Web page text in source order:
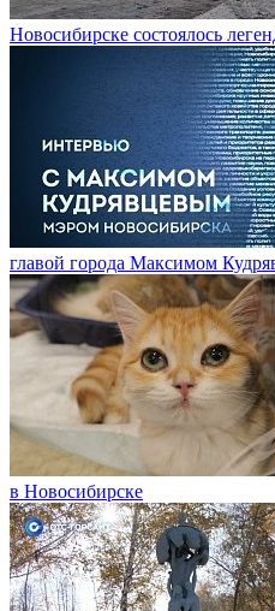
Новосибирске состоялось
главой города Максимом
в Новосибирске